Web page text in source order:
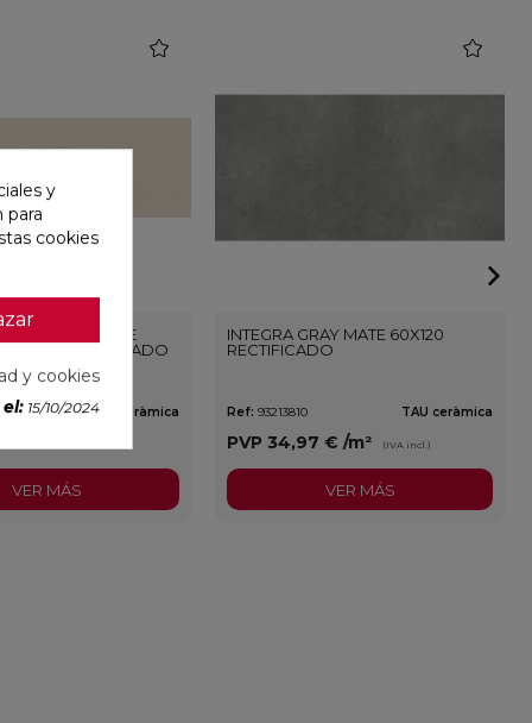
WALL WHITE
RECTIFICADO
TAU ceràmica
VER MÁS
INTEGRA GRAY MATE 60X120
RECTIFICADO
Ref: 93213810 TAU ceràmica
PVP 34,97 €/m² (IVA incl.)
favorite
VER MÁS
y
para
cookies
y cookies
15/10/2024